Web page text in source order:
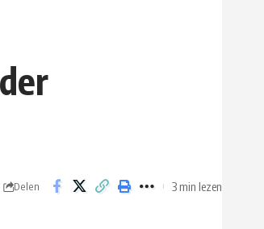
Delen 3 min lezen